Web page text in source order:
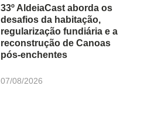
33º AldeiaCast aborda os
desafios da habitação,
regularização fundiária e a
reconstrução de Canoas
pós-enchentes
07/08/2026